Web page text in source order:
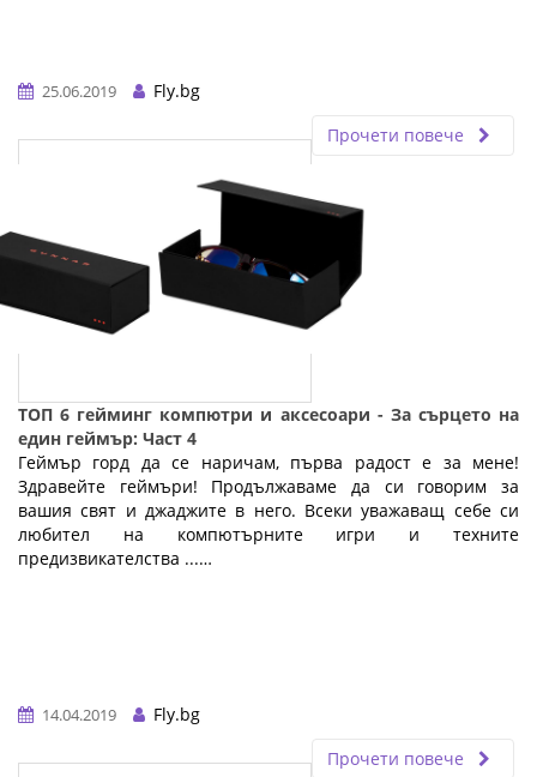
25.06.2019
Fly.bg
Прочети повече
ТОП 6 гейминг компютри и аксесоари - За сърцето на
един геймър: Част 4
Геймър горд да се наричам, първа радост е за мене!
Здравейте геймъри! Продължаваме да си говорим за
вашия свят и джаджите в него. Всеки уважаващ себе си
любител на компютърните игри и техните
предизвикателства ...…
14.04.2019
Fly.bg
Прочети повече